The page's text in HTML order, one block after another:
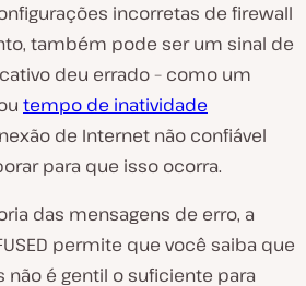
incorretas de firewall
também pode ser um sinal de
deu errado – como um
tempo de inatividade
de Internet não confiável
para que isso ocorra.
das mensagens de erro, a
permite que você saiba que
não é gentil o suficiente para